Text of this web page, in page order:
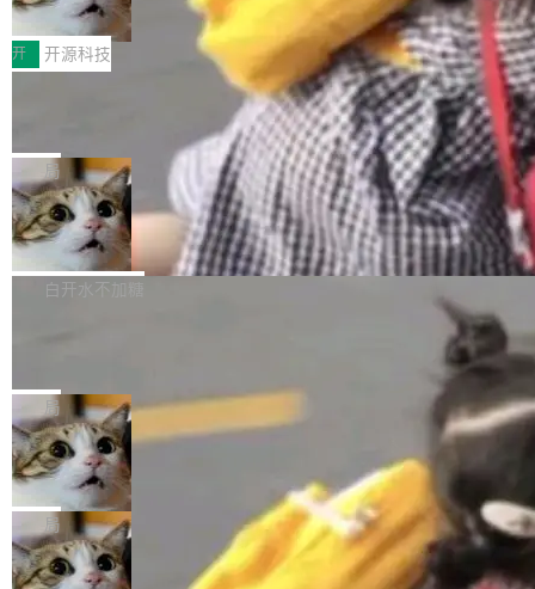
和销毁都太重了。一个 Agent 要执行的任务可能
只需要几毫秒的 CPU 时间，但容器从冷启动到
就绪要花数秒。如果未来有十...
函，也没选择庭外沉默。它在官网贴了一篇博
文，标题只有六个字：Apple is getting this wro
ng。 然后，它把邮件往来和 iMessage 聊天记
录全贴了出来。 他发错人了 苹果外部律师 Gabr
iel Gross 来自 Weil 律所，2 月 23 日下午 5:53
给 OpenAI 总法律顾问 Che Chang 发了封邮
件，附了一封长信，要求 OpenAI 配合调查前苹
果员工带走机密信...
ddy鸿蒙PC版，说话就能干活的AI办公
搭子
全能AI工作台WorkBuddy鸿蒙PC版上架HUAWE
I MatePad Edge应用市场，直接下载即可使
用，与鸿蒙电脑上的体验一致。值得一提的是，
这是目前市面上唯一支持平板接入WorkBuddy P
C版的产品，搭载“人机双写”重磅功能——你写
你的，AI写AI的，同屏协作互不干扰。一句话让
AI帮你干活，现在开启全新体验！ 温馨提示：
体验WorkBuddy鸿蒙PC版前，请将 HUAWEI M
atePad Edge 升级至 HarmonyOS 6.1.0.135S
P9 patch03及以上版本。 *升级路径：设置 > 搜
开 开源科技
FFmpeg 9.0 发布：代号“Lei”，以此纪
全球知名开源多媒体框架 FFmpeg 今天正式发
布了 9.0 版本。这个版本除了带来新一代音视频
处理能力和硬件加速支持之外，还有一个特殊之
处：FFmpeg 9.0 的代号是“Lei”。 这个名字，
来自中国开发者雷霄骅（Lei Xiaohua）。 对于
很多中国音视频开发者而言，这个名字并不陌
“启蒙老师”。 而今年，恰好是雷霄骅离世十周
年。FFmpeg 社区最终选择用一个大版本的名
字，留下了这份纪念。 雷霄骅曾是中国传媒大学
数字电视技术方向的博士生，长期从事视频、音
频技...
局
亚马逊成本失控：AI 写代码烧掉 1215
万元，超预算 860%
外媒近日曝光了亚马逊的多份内部报告显示，AI
导致公司在多个项目上超支。《金融时报》报道
编写程序，目标是完成电商平台作者信息与商品
列表的数据匹配 —— 一项常规的数据处理任
务，最终却产生了 180 万美元的账单，实际支出
超出原定预算 860%。 更令人意外的是，该项目
最终并未成功落地，而高额算力消耗持续运行长
达 5 个月，公司直到财务对账时才察觉异常。这
意味着一个无人看管的 AI 程序，在近半年时间
白开水不加糖
e CEO Clément Delangue 在 CNBC 的采访里
没有拐弯抹角。他说中国正在赢得 AI 竞赛，而
且按目前的速度，中国 AI 工具预计在今年底或
2027 年就能追上美国前沿实验室的水平。 Dela
ngue 把原因归结为一件事：开放协作。中国的
AI 开发者在一个共享和协作的生态里加速迭代，
而美国模型厂商在"闭门造车"。他的原话是 "buil
局
当 AI agent 把源码变成了最好的扩展系
统，开发者工具必须开源
五年前，David Crawshaw 问过很多软件工程师
一个问题：你写过什么给自己用的程序？答案几
乎都是没有。工程师们整天用别人写的程序写程
序给别人用。偶尔有人自己写个博客系统、智能
局
DeepSeek Harness 宣布内测邀请，全